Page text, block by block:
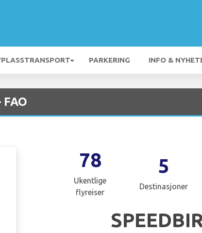
PARKERING INFO &
78
Ukentlige
flyreiser
5
Destinasjoner